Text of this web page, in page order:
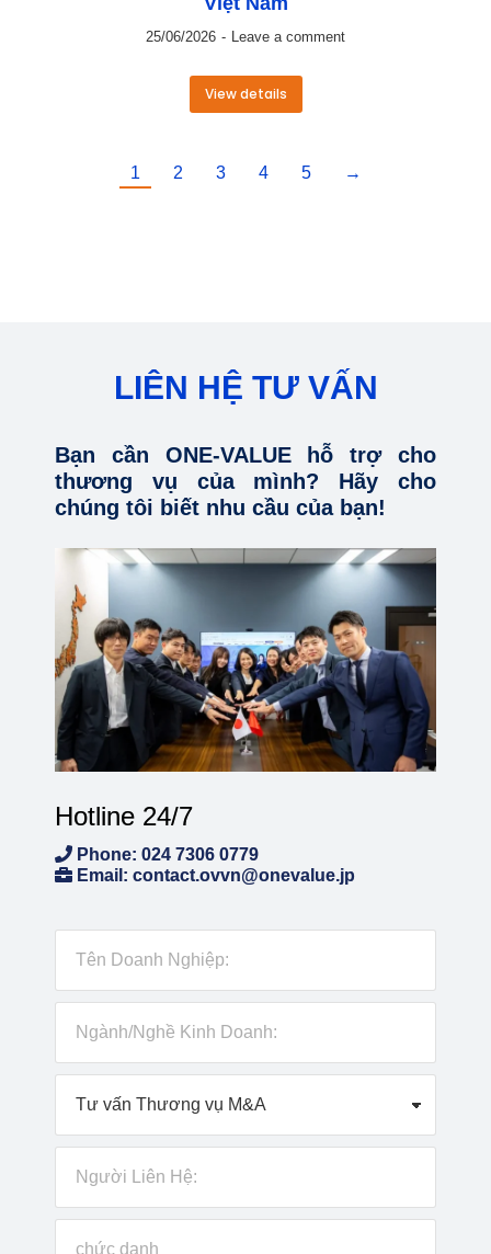
25/06/2026 Leave a comment
View details
1 2 3 4 5 →
LIÊN HỆ TƯ VẤN
Bạn cần ONE-VALUE hỗ trợ cho
thương vụ của mình? Hãy cho
chúng tôi biết nhu cầu của bạn!
Hotline 24/7
Phone: 024 7306 0779
Email: contact.ovvn@onevalue.jp